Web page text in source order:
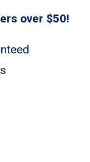
over $50!